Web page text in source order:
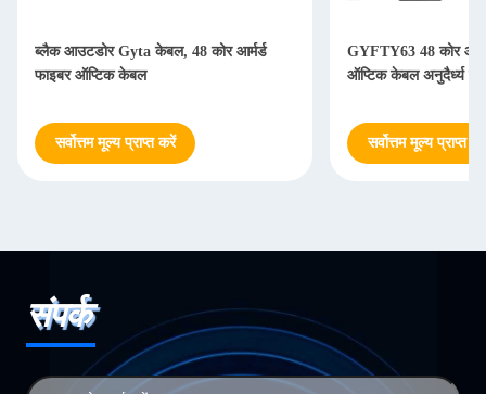
ब्लैक आउटडोर Gyta केबल, 48 कोर आर्मर्ड
फाइबर ऑप्टिक केबल
सर्वोत्तम मूल्य प्राप्त करें
GYFTY63 48 कोर
ऑप्टिक केबल अनुदैर्ध्य
सर्वोत्तम मूल्य प्राप्त
संपर्क